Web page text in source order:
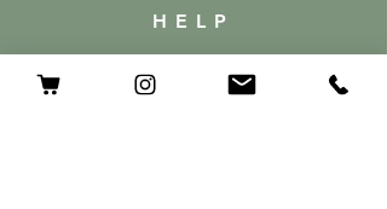
HELP
Shipping & Returns
Privacy Policy